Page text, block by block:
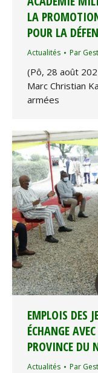
LA
POUR LA
Actualités Par
(Pô, 28 août
Marc Christian
armées
EMPLOIS DES
ÉCHANGE
PROVINCE DU
Actualités Par